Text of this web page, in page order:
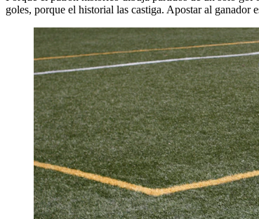
goles, porque el historial las castiga. Apostar al ganador